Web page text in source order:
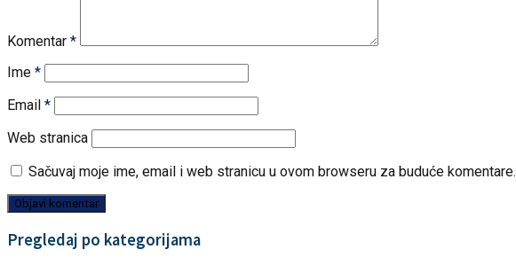
Komentar *
Ime *
Email *
Web stranica
Sačuvaj moje ime, email i web stranicu u ovom browseru za buduće komentare.
Pregledaj po kategorijama